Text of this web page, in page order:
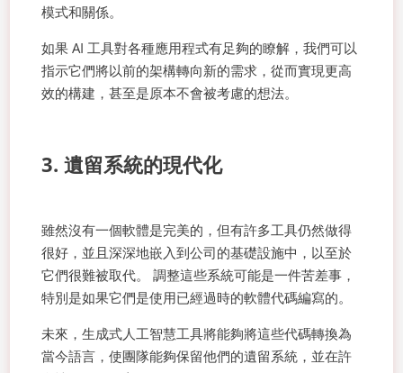
模式和關係。
如果 AI 工具對各種應用程式有足夠的瞭解，我們可以
指示它們將以前的架構轉向新的需求，從而實現更高
效的構建，甚至是原本不會被考慮的想法。
3. 遺留系統的現代化
雖然沒有一個軟體是完美的，但有許多工具仍然做得
很好，並且深深地嵌入到公司的基礎設施中，以至於
它們很難被取代。 調整這些系統可能是一件苦差事，
特別是如果它們是使用已經過時的軟體代碼編寫的。
未來，生成式人工智慧工具將能夠將這些代碼轉換為
當今語言，使團隊能夠保留他們的遺留系統，並在許